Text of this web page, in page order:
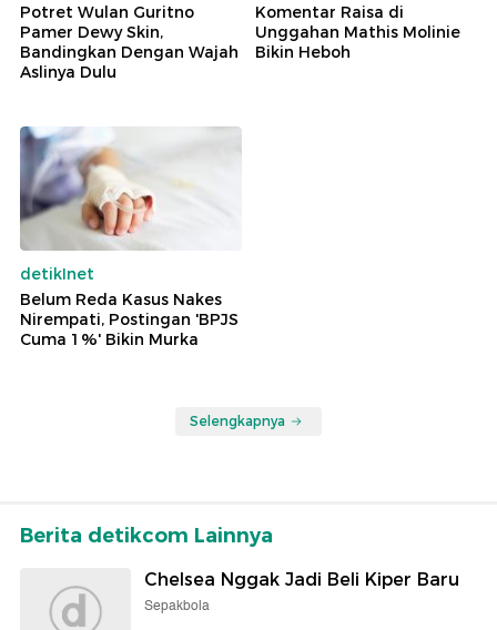
Potret Wulan Guritno
Pamer Dewy Skin,
Bandingkan Dengan Wajah
Aslinya Dulu
Komentar Raisa di
Unggahan Mathis Molinie
Bikin Heboh
detikInet
Belum Reda Kasus Nakes
Nirempati, Postingan 'BPJS
Cuma 1%' Bikin Murka
Selengkapnya
Berita detikcom Lainnya
Chelsea Nggak Jadi Beli Kiper Baru
Sepakbola